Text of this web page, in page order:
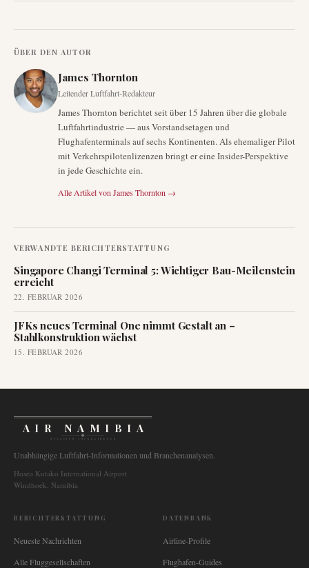
ÜBER DEN AUTOR
James Thornton
Leitender Luftfahrt-Redakteur
James Thornton berichtet seit über 15 Jahren über die globale
Luftfahrtindustrie — aus Vorstandsetagen und
Flughafenterminals auf sechs Kontinenten. Als ehemaliger Pilot
mit Verkehrspilotenlizenzen bringt er eine Insider-Perspektive
in jede Geschichte ein.
Alle Artikel von James Thornton →
VERWANDTE BERICHTERSTATTUNG
Singapore Changi Terminal 5: Wichtiger Bau-Meilenstein
erreicht
22. FEBRUAR 2026
JFKs neues Terminal One nimmt Gestalt an –
Stahlkonstruktion wächst
15. FEBRUAR 2026
AIR NAMIBIA
AVIATION INTELLIGENCE
Unabhängige Luftfahrt-Informationen und Branchenanalysen.
Hosea Kutako International Airport
Windhoek, Namibia
BERICHTERSTATTUNG
Neueste Nachrichten
Alle Fluggesellschaften
DATENBANK
Airline-Profile
Flughafen-Guides